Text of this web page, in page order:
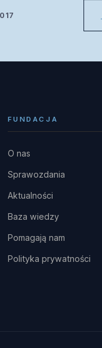
FUNDACJA
O nas
Sprawozdania
Aktualności
Baza wiedzy
Pomagają nam
Polityka prywatności